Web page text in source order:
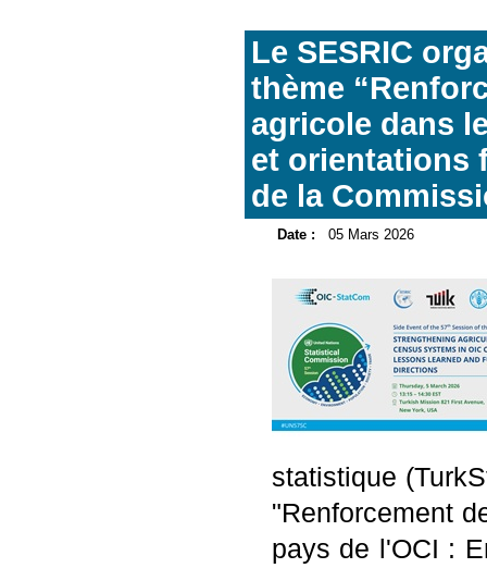
Le SESRIC
thème
agricole dans
et orientations
de la
Date : 05 Mars 2026
statistique
"Renforcement
pays de l'OCI :